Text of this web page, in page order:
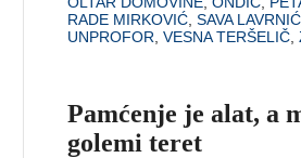
RADE MIRKOVIĆ ,SAVA LAVRNIĆ
UNPROFOR ,VESNA TERŠELIČ ,
Pamćenje je alat, a
golemi teret